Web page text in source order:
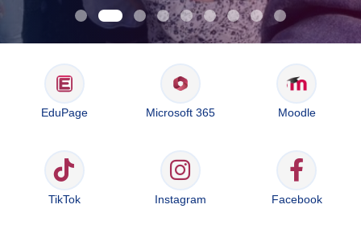
EduPage Microsoft 365 Moodle
TikTok Instagram Facebook